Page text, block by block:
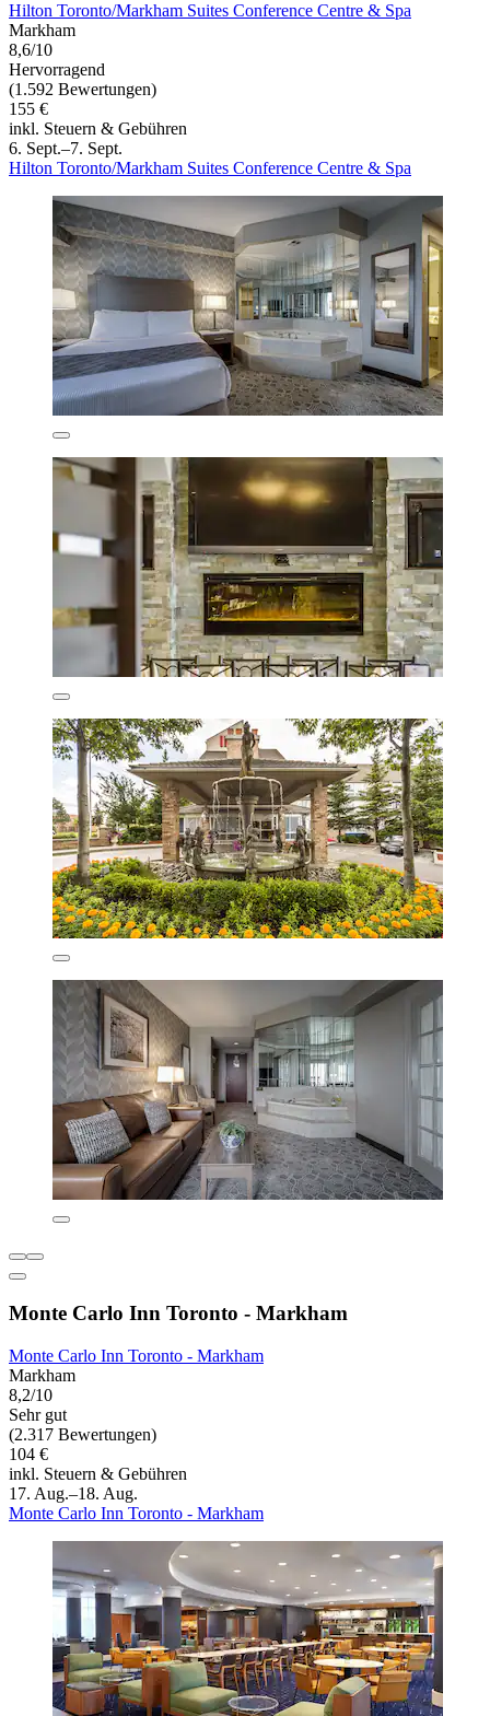
Hilton Toronto/Markham Suites Conference Centre & Spa
Markham
8,6/10
Hervorragend
(1.592 Bewertungen)
155 €
inkl. Steuern & Gebühren
6. Sept.–7. Sept.
Hilton Toronto/Markham Suites Conference Centre & Spa
Monte Carlo Inn Toronto - Markham
Monte Carlo Inn Toronto - Markham
Markham
8,2/10
Sehr gut
(2.317 Bewertungen)
104 €
inkl. Steuern & Gebühren
17. Aug.–18. Aug.
Monte Carlo Inn Toronto - Markham